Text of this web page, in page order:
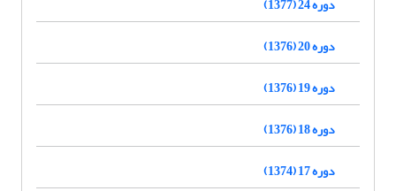
دوره 20 (1376)
دوره 19 (1376)
دوره 18 (1376)
دوره 17 (1374)